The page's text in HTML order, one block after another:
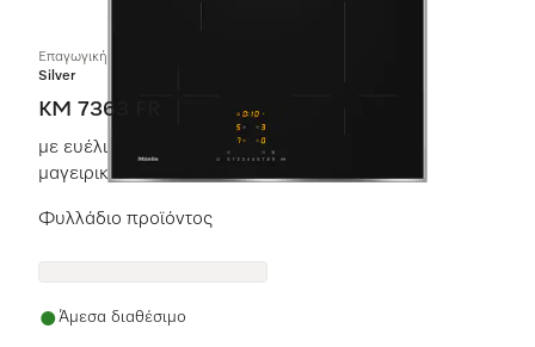
Επαγωγική εστία με χειριστήρια επί της συσκευής
Silver
KM 7363 FR
με ευέλικτη περιοχή μαγειρέματος για μεγάλα
μαγειρικά σκεύη
Φυλλάδιο προϊόντος
Άμεσα διαθέσιμο